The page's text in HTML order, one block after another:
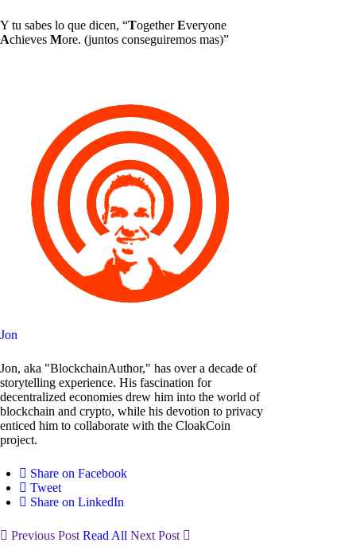
Y tu sabes lo que dicen, “TogetherEveryone
Achieves More. (juntos conseguiremos mas)”
Jon
Jon, aka "BlockchainAuthor," has over a decade of
storytelling experience. His fascination for
decentralized economies drew him into the world of
blockchain and crypto, while his devotion to privacy
enticed him to collaborate with the CloakCoin
project.
Share on Facebook
Tweet
Share on LinkedIn
Previous Post Read All Next Post